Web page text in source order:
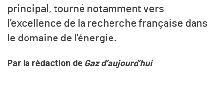
principal, tourné notamment vers
l’excellence de la recherche française dans
le domaine de l’énergie.
Par la rédaction de Gaz d’aujourd’hui